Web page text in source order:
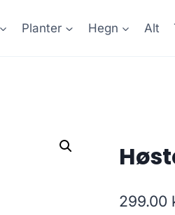
Planter Hegn Alt
299.00